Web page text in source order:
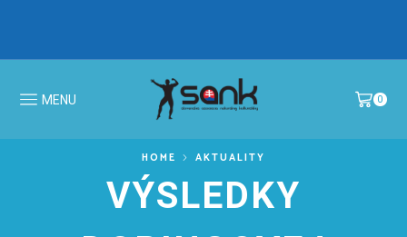
MENU 0
HOME AKTUALITY
VÝSLEDKY